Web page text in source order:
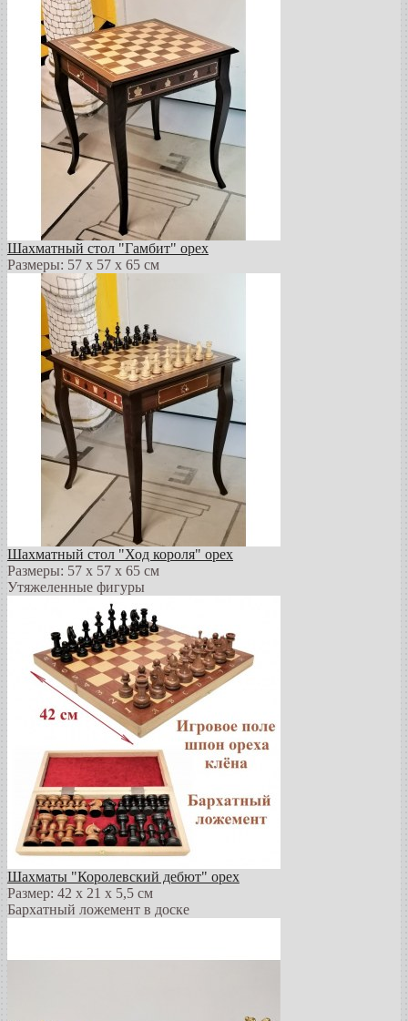
Шахматный стол "Гамбит" орех
Размеры: 57 х 57 х 65 см
Шахматный стол "Ход короля" орех
Размеры: 57 х 57 х 65 см
Утяжеленные фигуры
Шахматы "Королевский дебют" орех
Размер: 42 х 21 х 5,5 см
Бархатный ложемент в доске